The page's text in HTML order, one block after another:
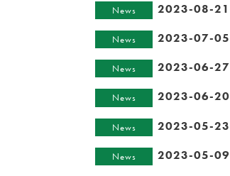
News 2023-08-21
News 2023-07-05
News 2023-06-27
News 2023-06-20
News 2023-05-23
News 2023-05-09